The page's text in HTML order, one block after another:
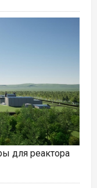
для реактора